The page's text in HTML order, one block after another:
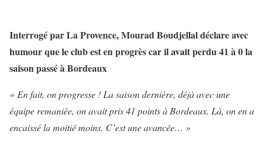
Interrogé par La Provence, Mourad Boudjellal déclare avec
humour que le club est en progrès car il avait perdu 41 à 0 la
saison passé à Bordeaux
« En fait, on progresse ! La saison dernière, déjà avec une
équipe remaniée, on avait pris 41 points à Bordeaux. Là, on en a
encaissé la moitié moins. C’est une avancée… »